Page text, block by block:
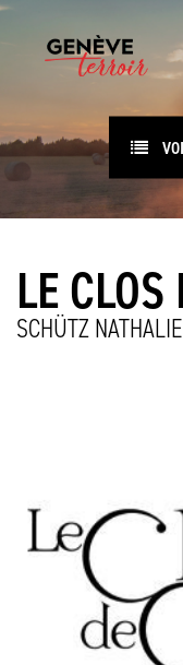
LE
SCHÜTZ NATHALIE